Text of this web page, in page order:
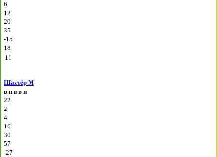
6
12
20
35
-15
18
11
Шахтёр М
в п п в п
22
2
4
16
30
57
-27